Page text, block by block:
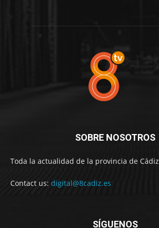
SOBRE NOSOTROS
Toda la actualidad de la provincia de Cádiz
Contact us: digital@8cadiz.es
SÍGUENOS